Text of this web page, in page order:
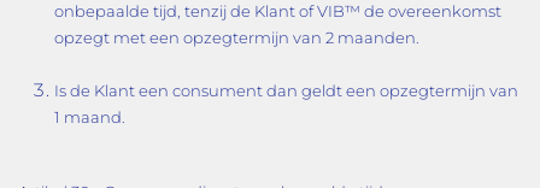
onbepaalde tijd, tenzij de Klant of VIB™ de overeenkomst
opzegt met een opzegtermijn van 2 maanden.
Is de Klant een consument dan geldt een opzegtermijn van
1 maand.